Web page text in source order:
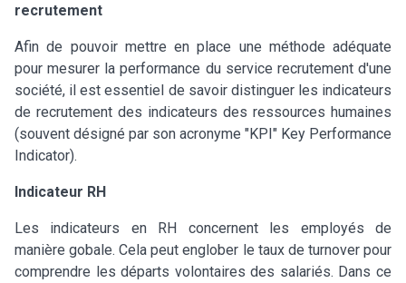
recrutement
Afin de pouvoir mettre en place une méthode adéquate
pour mesurer la performance du service recrutement d'une
société, il est essentiel de savoir distinguer les indicateurs
de recrutement des indicateurs des ressources humaines
(souvent désigné par son acronyme "KPI" Key Performance
Indicator).
Indicateur RH
Les indicateurs en RH concernent les employés de
manière gobale. Cela peut englober le taux de turnover pour
comprendre les départs volontaires des salariés. Dans ce